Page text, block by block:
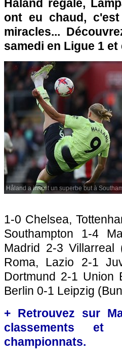
Håland régale,
ont eu chaud,
miracles...
samedi en Ligue 1 et
Håland a inscrit un superbe but à
1-0 Chelsea,
Southampton 1-4
Madrid 2-3 Villarreal
Roma, Lazio 2-1
Dortmund 2-1 Union
Berlin 0-1 Leipzig
+ Retrouvez sur
classements et
championnats.